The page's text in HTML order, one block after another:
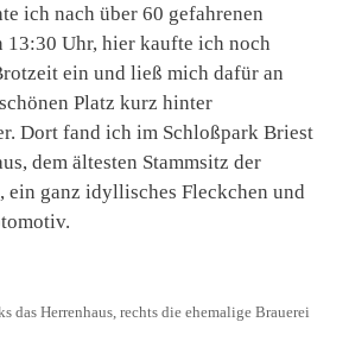
ich nach über 60 gefahrenen
13:30 Uhr, hier kaufte ich noch
ein und ließ mich dafür an
Platz kurz hinter
Dort fand ich im Schloßpark Briest
dem ältesten Stammsitz der
ein ganz idyllisches Fleckchen und
das Herrenhaus, rechts die ehemalige Brauerei